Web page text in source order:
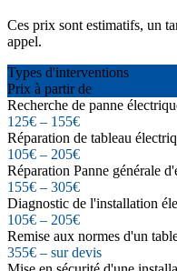
Ces prix sont estimatifs, un
appel.
Types d'interventions
Prix à partir de
Recherche de panne
125€ – 155€
Réparation de tableau
105€ – 205€
Réparation Panne générale
155€ – 305€
Diagnostic de l'installation
105€ – 205€
Remise aux normes d'un
355€ – sur devis